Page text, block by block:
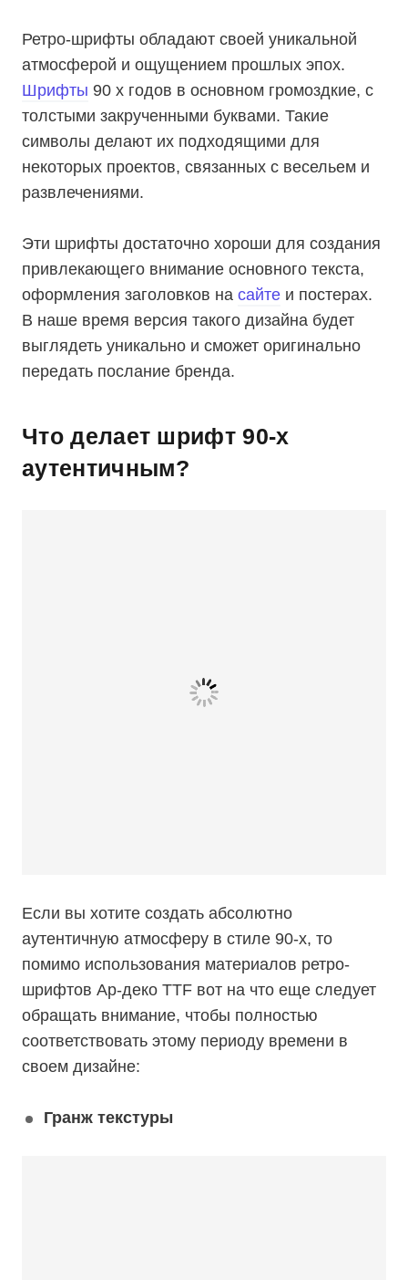
Ретро-шрифты обладают своей уникальной
атмосферой и ощущением прошлых эпох.
Шрифты 90 х годов в основном громоздкие, с
толстыми закрученными буквами. Такие
символы делают их подходящими для
некоторых проектов, связанных с весельем и
развлечениями.
Эти шрифты достаточно хороши для создания
привлекающего внимание основного текста,
оформления заголовков на сайте и постерах.
В наше время версия такого дизайна будет
выглядеть уникально и сможет оригинально
передать послание бренда.
Что делает шрифт 90-х
аутентичным?
Если вы хотите создать абсолютно
аутентичную атмосферу в стиле 90-х, то
помимо использования материалов ретро-
шрифтов Ар-деко TTF вот на что еще следует
обращать внимание, чтобы полностью
соответствовать этому периоду времени в
своем дизайне:
Гранж текстуры